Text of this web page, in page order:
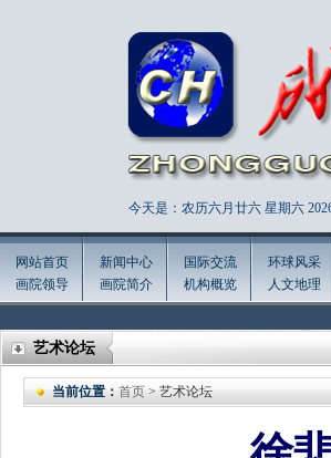
今天是：农历六月廿六 星期六
网站首页
画院领导
新闻中心
画院简介
国际交流
机构概览
环球风采
人文地理
艺术论坛
当前位置： 首页 > 艺术论坛